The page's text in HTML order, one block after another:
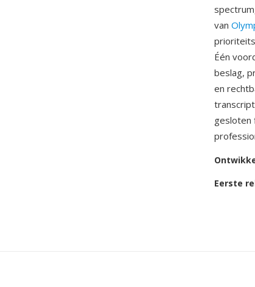
van
Één
beslag,
en
gesloten
Eerste